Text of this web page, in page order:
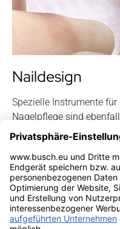
Naildesign
Spezielle Instrumente
Nagelpflege sind
Produktpalette.
Mehr zum Thema